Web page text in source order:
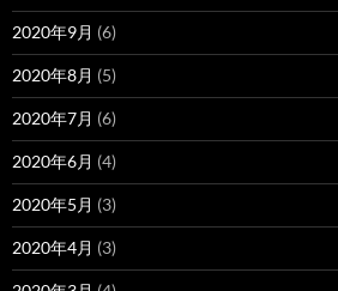
2020年9月 (6)
2020年8月 (5)
2020年7月 (6)
2020年6月 (4)
2020年5月 (3)
2020年4月 (3)